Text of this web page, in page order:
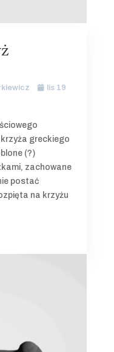
lis 19
greckiego
(?)
zachowane
postać
na krzyżu